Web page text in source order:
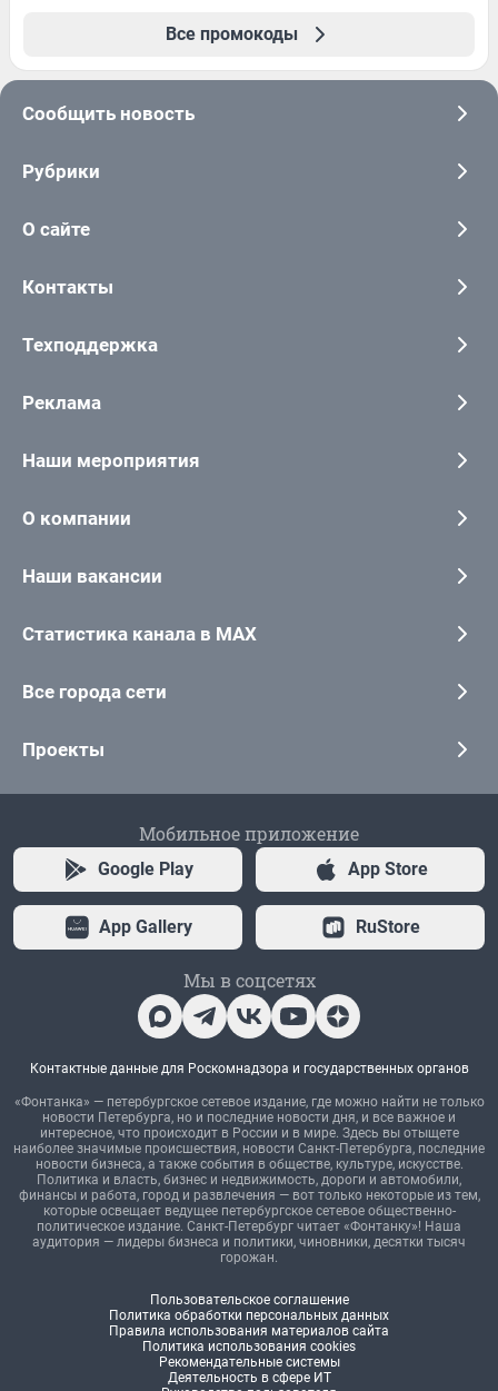
Все промокоды
Сообщить новость
Рубрики
О сайте
Контакты
Техподдержка
Реклама
Наши мероприятия
О компании
Наши вакансии
Статистика канала в MAX
Все города сети
Проекты
Мобильное приложение
Google Play App Store
App Gallery RuStore
Мы в соцсетях
Контактные данные для Роскомнадзора и государственных органов
«Фонтанка» — петербургское сетевое издание, где можно найти не только
новости Петербурга, но и последние новости дня, и все важное и
интересное, что происходит в России и в мире. Здесь вы отыщете
наиболее значимые происшествия, новости Санкт-Петербурга, последние
новости бизнеса, а также события в обществе, культуре, искусстве.
Политика и власть, бизнес и недвижимость, дороги и автомобили,
финансы и работа, город и развлечения — вот только некоторые из тем,
которые освещает ведущее петербургское сетевое общественно-
политическое издание. Санкт-Петербург читает «Фонтанку»! Наша
аудитория — лидеры бизнеса и политики, чиновники, десятки тысяч
горожан.
Пользовательское соглашение
Политика обработки персональных данных
Правила использования материалов сайта
Политика использования cookies
Рекомендательные системы
Деятельность в сфере ИТ